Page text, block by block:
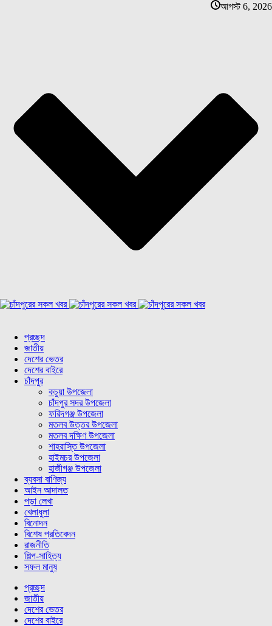
আগস্ট 6, 2026
প্রচ্ছদ
জাতীয়
দেশের ভেতর
দেশের বাইরে
চাঁদপুর
কচুয়া উপজেলা
চাঁদপুর সদর উপজেলা
ফরিদগঞ্জ উপজেলা
মতলব উত্তর উপজেলা
মতলব দক্ষিণ উপজেলা
শাহরাস্তি উপজেলা
হাইমচর উপজেলা
হাজীগঞ্জ উপজেলা
ব্যবসা বাণিজ্য
আইন আদালত
পড়া লেখা
খেলাধুলা
বিনোদন
বিশেষ প্রতিবেদন
রাজনীতি
শিল্প-সাহিত্য
সফল মানুষ
প্রচ্ছদ
জাতীয়
দেশের ভেতর
দেশের বাইরে